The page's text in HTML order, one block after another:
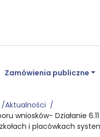
Zamówienia publiczne
Aktualności
wniosków- Działanie
i placówkach